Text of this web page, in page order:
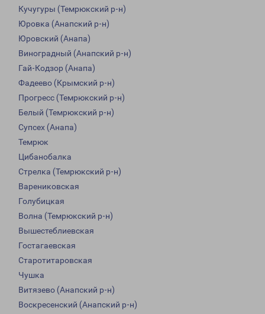
Кучугуры (Темрюкский р-н)
Юровка (Анапский р-н)
Юровский (Анапа)
Виноградный (Анапский р-н)
Гай-Кодзор (Анапа)
Фадеево (Крымский р-н)
Прогресс (Темрюкский р-н)
Белый (Темрюкский р-н)
Супсех (Анапа)
Темрюк
Цибанобалка
Стрелка (Темрюкский р-н)
Варениковская
Голубицкая
Волна (Темрюкский р-н)
Вышестеблиевская
Гостагаевская
Старотитаровская
Чушка
Витязево (Анапский р-н)
Воскресенский (Анапский р-н)